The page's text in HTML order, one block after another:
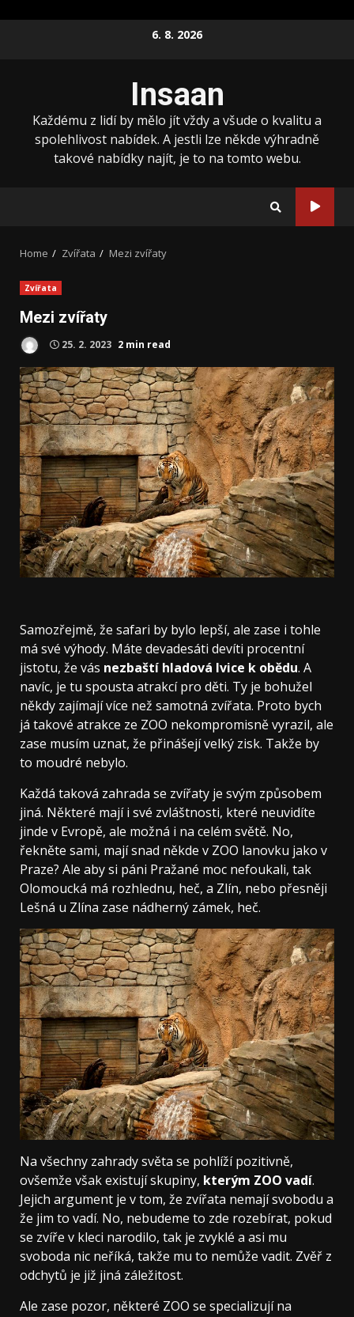
6. 8. 2026
Insaan
Každému z lidí by mělo jít vždy a všude o kvalitu a
spolehlivost nabídek. A jestli lze někde výhradně
takové nabídky najít, je to na tomto webu.
Home Zvířata Mezi zvířaty
Zvířata
Mezi zvířaty
25. 2. 2023 2 min read
Samozřejmě, že safari by bylo lepší, ale zase i tohle
má své výhody. Máte devadesáti devíti procentní
jistotu, že vás nezbaští hladová lvice k obědu. A
navíc, je tu spousta atrakcí pro děti. Ty je bohužel
někdy zajímají více než samotná zvířata. Proto bych
já takové atrakce ze ZOO nekompromisně vyrazil, ale
zase musím uznat, že přinášejí velký zisk. Takže by
to moudré nebylo.
Každá taková zahrada se zvířaty je svým způsobem
jiná. Některé mají i své zvláštnosti, které neuvidíte
jinde v Evropě, ale možná i na celém světě. No,
řekněte sami, mají snad někde v ZOO lanovku jako v
Praze? Ale aby si páni Pražané moc nefoukali, tak
Olomoucká má rozhlednu, heč, a Zlín, nebo přesněji
Lešná u Zlína zase nádherný zámek, heč.
Na všechny zahrady světa se pohlíží pozitivně,
ovšemže však existují skupiny, kterým ZOO vadí.
Jejich argument je v tom, že zvířata nemají svobodu a
že jim to vadí. No, nebudeme to zde rozebírat, pokud
se zvíře v kleci narodilo, tak je zvyklé a asi mu
svoboda nic neříká, takže mu to nemůže vadit. Zvěř z
odchytů je již jiná záležitost.
Ale zase pozor, některé ZOO se specializují na